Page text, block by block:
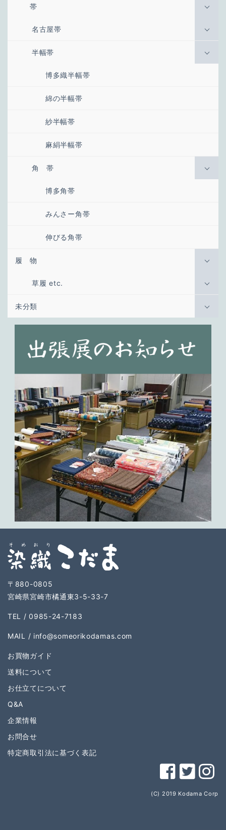
帯
名古屋帯
半幅帯
博多織半幅帯
綿の半幅帯
紗半幅帯
麻絹半幅帯
角 帯
博多角帯
みんさー角帯
伸びる角帯
履 物
草履 etc.
未分類
〒880-0805
宮崎県宮崎市橘通東3-5-33-7
TEL / 0985-24-7183
MAIL / info@someorikodamas.com
お買物ガイド
送料について
お仕立てについて
Q&A
企業情報
お問合せ
特定商取引法に基づく表記
(C) 2019 Kodama Corp